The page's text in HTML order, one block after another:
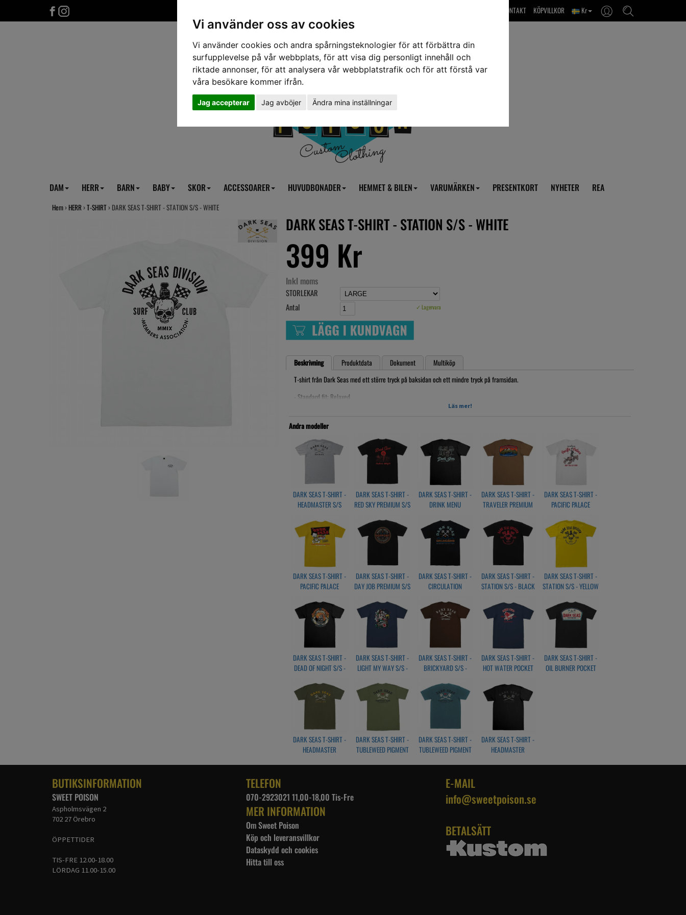
Vi använder oss av cookies
Vi använder cookies och andra spårningsteknologier för att förbättra din
surfupplevelse på vår webbplats, för att visa dig personligt innehåll och
riktade annonser, för att analysera vår webbplatstrafik och för att förstå var
våra besökare kommer ifrån.
Jag accepterar Jag avböjer Ändra mina inställningar
Kr
KÖPVILLKOR
OM OSS & KONTAKT
DAM HERR BARN BABY SKOR ACCESSOARER HUVUDBONADER HEMMET & BILEN VARUMÄRKEN PRESENTKORT NYHETER REA
Hem › HERR ›T-SHIRT › DARK SEAS T-SHIRT - STATION S/S - WHITE
DARK SEAS T-SHIRT - STATION S/S - WHITE
399 Kr
Inkl moms
STORLEKAR
Antal
✓ Lagervara
Beskrivning Produktdata Dokument
Multiköp
T-shirt från Dark Seas med ett större tryck på baksidan och ett mindre tryck på framsidan.
- Standard fit: Relaxed
100% Cotton
Läs mer!
Andra modeller
DARK SEAS T-SHIRT -
HEADMASTER S/S
DARK SEAS T-SHIRT -
RED SKY PREMIUM S/S
DARK SEAS T-SHIRT -
DRINK MENU
DARK SEAS T-SHIRT -
TRAVELER PREMIUM
DARK SEAS T-SHIRT -
PACIFIC PALACE
DARK SEAS T-SHIRT -
PACIFIC PALACE
DARK SEAS T-SHIRT -
DAY JOB PREMIUM S/S
DARK SEAS T-SHIRT -
CIRCULATION
PREMIUM S/S -BLACK
DARK SEAS T-SHIRT -
STATION S/S - BLACK
DARK SEAS T-SHIRT -
STATION S/S - YELLOW
DARK SEAS T-SHIRT -
DEAD OF NIGHT S/S -
DARK SEAS T-SHIRT -
LIGHT MY WAY S/S -
DARK SEAS T-SHIRT -
BRICKYARD S/S -
DARK SEAS T-SHIRT -
HOT WATER POCKET
DARK SEAS T-SHIRT -
OIL BURNER POCKET
DARK SEAS T-SHIRT -
HEADMASTER
DARK SEAS T-SHIRT -
TUBLEWEED PIGMENT
DARK SEAS T-SHIRT -
TUBLEWEED PIGMENT
DARK SEAS T-SHIRT -
HEADMASTER
BUTIKSINFORMATION
SWEET POISON
Aspholmsvägen 2
702 27 Örebro
ÖPPETTIDER
TIS-FRE 12.00-18.00
LÖRDAG 11.00-15.00
TELEFON
070-2923021 11,00-18,00 Tis-Fre
MER INFORMATION
Om Sweet Poison
Köp och leveransvillkor
Dataskydd och cookies
Hitta till oss
E-MAIL
info@sweetpoison.se
BETALSÄTT